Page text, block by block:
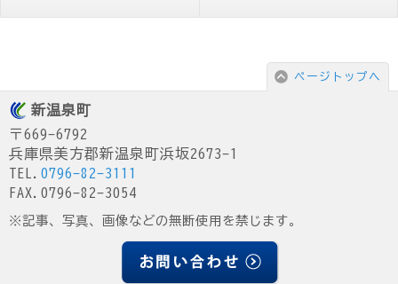
ページトップへ
新温泉町
〒669-6792
兵庫県美方郡新温泉町浜坂2673-1
TEL. 0796-82-3111
FAX.0796-82-3054
※記事、写真、画像などの無断使用を禁じます。